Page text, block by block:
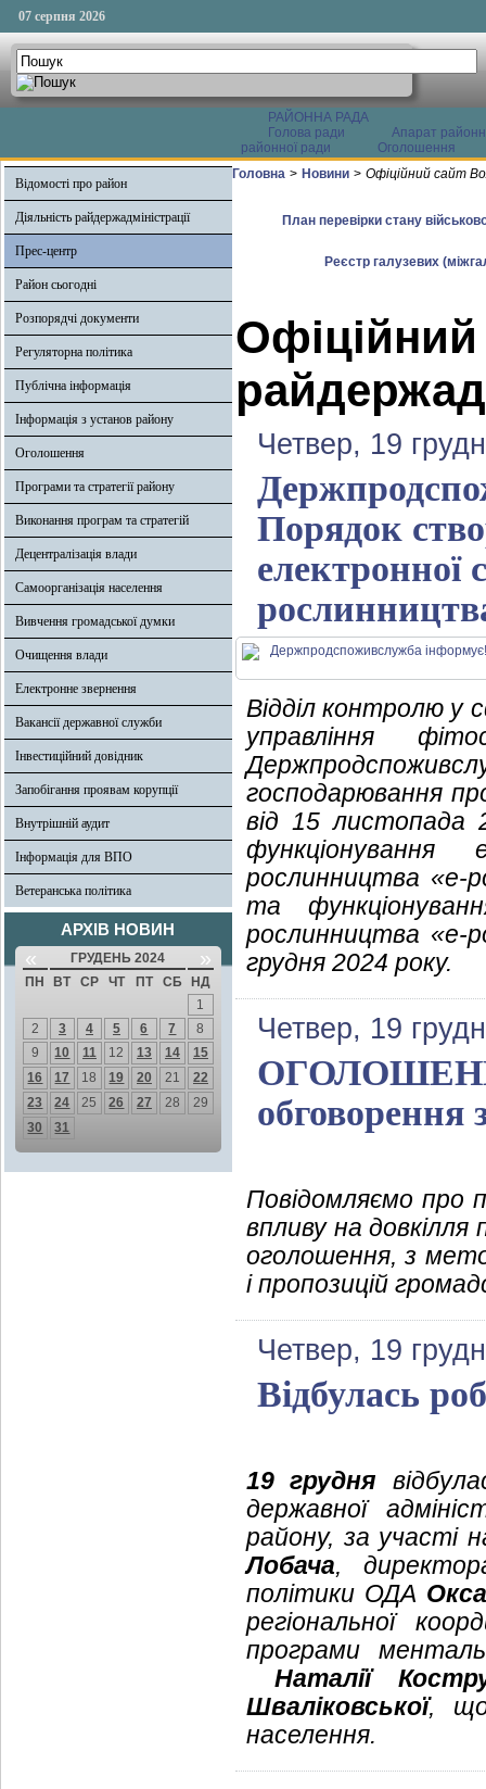
07 серпня 2026
РАЙОННА РАДА
Голова ради
Апарат
районної ради
Оголошення
Відомості про район
Діяльність райдержадміністрації
Прес-центр
Район сьогодні
Розпорядчі документи
Регуляторна політика
Публічна інформація
Інформація з установ району
Оголошення
Програми та стратегії району
Виконання програм та стратегій
Децентралізація влади
Самоорганізація населення
Вивчення громадської думки
Очищення влади
Електронне звернення
Вакансії державної служби
Інвестиційний довідник
Запобігання проявам корупції
Внутрішній аудит
Інформація для ВПО
Ветеранська політика
АРХІВ НОВИН
« ГРУДЕНЬ 2024 »
ПН ВТ СР ЧТ ПТ СБ
НД
1
2
3 4 5 6 7
8
9
10 11 12 13 14
15
16
17 18 19 20 21
22
23
24 25 26 27 28
29
30
31
Головна > Новини > Офіційний сайт
План перевірки стану
Реєстр галузевих
Четвер, 19
Порядок
електронної
Відділ контролю у
управління
господарювання
від 15
рослинництва «е-
та
рослинництва «е-
грудня 2024 року.
Четвер, 19
обговорення
Повідомляємо про
впливу на довкілля
оголошення, з
і пропозицій
Четвер, 19
Відбулась
19 грудня
державної
району, за участі
Лобача,
політики ОДА
регіональної
програми
Наталії
Шваліковської, що
населення.